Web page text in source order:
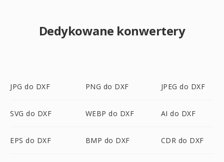
Dedykowane konwertery
JPG do DXF PNG do DXF JPEG do DXF
SVG do DXF WEBP do DXF AI do DXF
EPS do DXF BMP do DXF CDR do DXF